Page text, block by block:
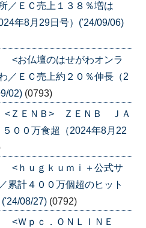
／ＥＣ売上１３８％増は
年8月29日号）('24/09/06)
<お仏壇のはせがわオンラ
／ＥＣ売上約２０％伸長（2
02) (0793)
<ＺＥＮＢ> ＺＥＮＢ ＪＡ
００万食超（2024年8月22
<ｈｕｇｋｕｍｉ＋公式サ
計４００万個超のヒット
08/27) (0792)
<Ｗｐｃ．ＯＮＬＩＮＥ